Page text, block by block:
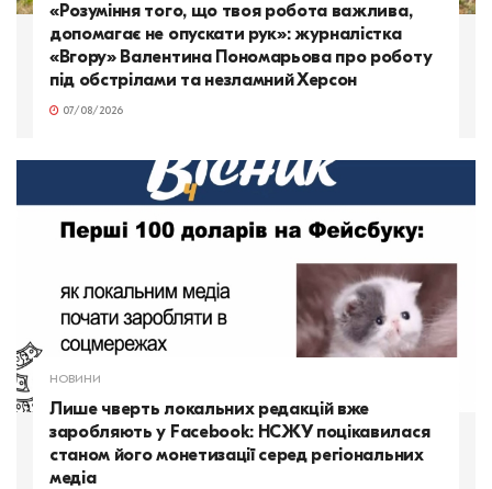
«Розуміння того, що твоя робота важлива,
допомагає не опускати рук»: журналістка
«Вгору» Валентина Пономарьова про роботу
під обстрілами та незламний Херсон
07/08/2026
НОВИНИ
Лише чверть локальних редакцій вже
заробляють у Facebook: НСЖУ поцікавилася
станом його монетизації серед регіональних
медіа